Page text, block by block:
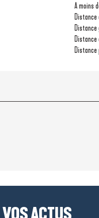
A moins
Distance
Distance
VOS ACTUS